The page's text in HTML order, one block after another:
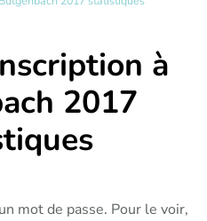
à
2017
mot de passe. Pour le voir,